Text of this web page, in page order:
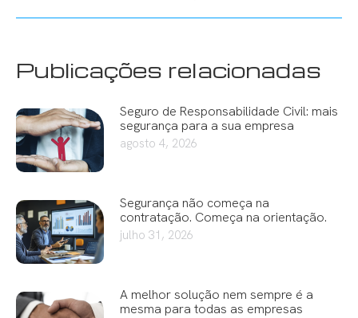
Publicações relacionadas
Seguro de Responsabilidade Civil: mais
segurança para a sua empresa
agosto 4, 2026
Segurança não começa na
contratação. Começa na orientação.
julho 31, 2026
A melhor solução nem sempre é a
mesma para todas as empresas